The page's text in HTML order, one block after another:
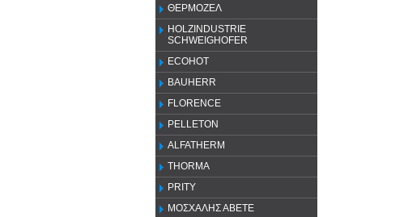
ΘΕΡΜΟΖΕΛ
HOLZINDUSTRIE
SCHWEIGHOFER
ECOHOT
BAUHERR
FLORENCE
PELLETON
ALFATHERM
THORMA
PRITY
ΜΟΣΧΑΛΗΣ ΑΒΕΤΕ